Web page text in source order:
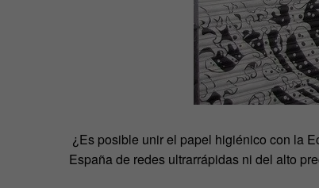
¿Es posible unir el papel higiénico con la
España de redes ultrarrápidas ni del alto